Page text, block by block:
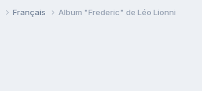
Français Album "Frederic" de Léo Lionni